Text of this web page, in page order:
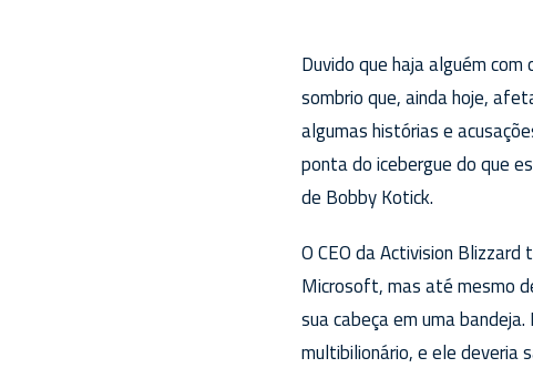
Duvido que haja alguém
sombrio que, ainda hoje,
algumas histórias e
ponta do icebergue do que
de Bobby Kotick.
O CEO da Activision
Microsoft, mas até mesmo
sua cabeça em uma
multibilionário, e ele deveria